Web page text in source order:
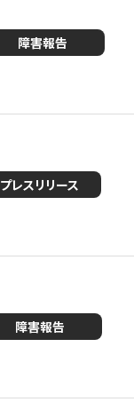
障害報告
プレスリリース
障害報告